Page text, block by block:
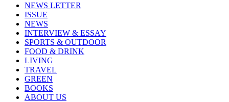
NEWS LETTER
ISSUE
NEWS
INTERVIEW & ESSAY
SPORTS & OUTDOOR
FOOD & DRINK
LIVING
TRAVEL
GREEN
BOOKS
ABOUT US